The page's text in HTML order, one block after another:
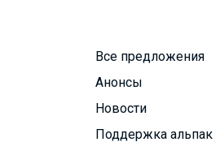
Все предложения
Анонсы
Новости
Поддержка альпак